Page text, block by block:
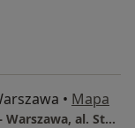
• Mapa
Centrum Medyczne Grupa LUX MED – Warszawa, al. Stanów Zjednoczonych 72